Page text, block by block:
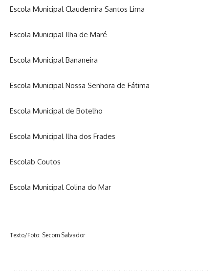
Escola Municipal Claudemira Santos Lima
Escola Municipal Ilha de Maré
Escola Municipal Bananeira
Escola Municipal Nossa Senhora de Fátima
Escola Municipal de Botelho
Escola Municipal Ilha dos Frades
Escolab Coutos
Escola Municipal Colina do Mar
Texto/Foto: Secom Salvador